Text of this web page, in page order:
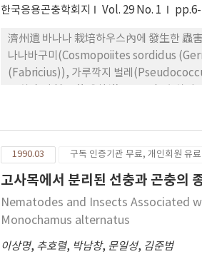
한국응용곤충학회지 Vol. 29 No. 1
濟州遺 바나나 栽培하우스內에 發生한 蟲
나나바구미(Cosmopoiites sordidus
(Fabricius)), 가루깍지 벌레
加害하면 식물체가 죽었다. 바나나바구미
1990.03 구독 인증기관 무료, 개인회원 유료
고사목에서 분리된 선충과 곤충의
Nematodes and Insects Associated
Monochamus alternatus
이상명, 추호렬, 박남창, 문일성, 김준범